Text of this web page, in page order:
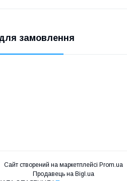
замовлення
Сайт створений на маркетплейсі Prom.ua
Продавець на Bigl.ua